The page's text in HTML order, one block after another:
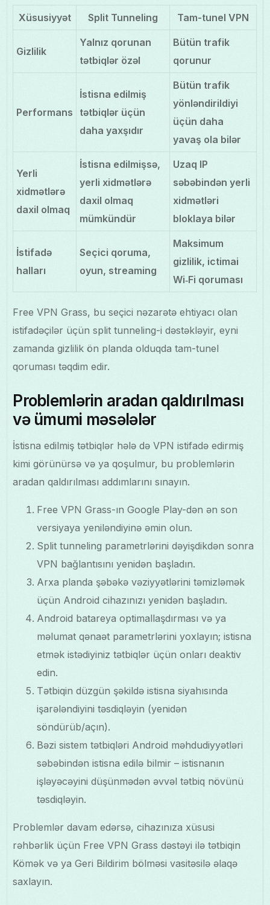
Xüsusiyyət Split Tunneling Tam-tunel VPN
Gizlilik
Yalnız qorunan
tətbiqlər özəl
Bütün trafik
qorunur
Performans
İstisna edilmiş
tətbiqlər üçün
daha yaxşıdır
Bütün trafik
yönləndirildiyi
üçün daha
yavaş ola bilər
Yerli
xidmətlərə
daxil olmaq
İstisna edilmişsə,
yerli xidmətlərə
daxil olmaq
mümkündür
Uzaq IP
səbəbindən yerli
xidmətləri
bloklaya bilər
İstifadə
halları
Seçici qoruma,
oyun, streaming
Maksimum
gizlilik, ictimai
Wi‑Fi qoruması
Free VPN Grass, bu seçici nəzarətə ehtiyacı olan
istifadəçilər üçün split tunneling-i dəstəkləyir, eyni
zamanda gizlilik ön planda olduqda tam-tunel
qoruması təqdim edir.
Problemlərin aradan qaldırılması
və ümumi məsələlər
İstisna edilmiş tətbiqlər hələ də VPN istifadə edirmiş
kimi görünürsə və ya qoşulmur, bu problemlərin
aradan qaldırılması addımlarını sınayın.
Free VPN Grass-ın Google Play-dən ən son
versiyaya yeniləndiyinə əmin olun.
Split tunneling parametrlərini dəyişdikdən sonra
VPN bağlantısını yenidən başladın.
Arxa planda şəbəkə vəziyyətlərini təmizləmək
üçün Android cihazınızı yenidən başladın.
Android batareya optimallaşdırması və ya
məlumat qənaət parametrlərini yoxlayın; istisna
etmək istədiyiniz tətbiqlər üçün onları deaktiv
edin.
Tətbiqin düzgün şəkildə istisna siyahısında
işarələndiyini təsdiqləyin (yenidən
söndürüb/açın).
Bəzi sistem tətbiqləri Android məhdudiyyətləri
səbəbindən istisna edilə bilmir – istisnanın
işləyəcəyini düşünmədən əvvəl tətbiq növünü
təsdiqləyin.
Problemlər davam edərsə, cihazınıza xüsusi
rəhbərlik üçün Free VPN Grass dəstəyi ilə tətbiqin
Kömək və ya Geri Bildirim bölməsi vasitəsilə əlaqə
saxlayın.